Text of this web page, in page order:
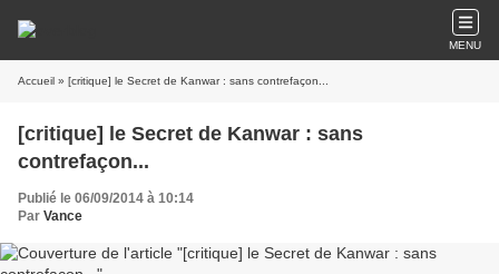
MENU
Accueil » [critique] le Secret de Kanwar : sans contrefaçon...
[critique] le Secret de Kanwar : sans
contrefaçon...
Publié le 06/09/2014 à 10:14
Par Vance